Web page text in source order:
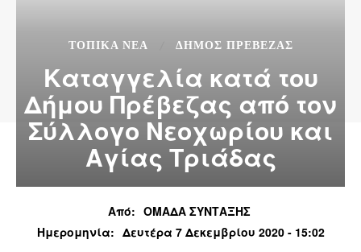
ΤΟΠΙΚΆ ΝΈΑ ΔΉΜΟΣ ΠΡΈΒΕΖΑΣ
Καταγγελία κατά του
Δήμου Πρέβεζας από τον
Σύλλογο Νεοχωρίου και
Αγίας Τριάδας
Από: ΟΜΑΔΑ ΣΥΝΤΑΞΗΣ
Ημερομηνία: Δευτέρα 7 Δεκεμβρίου 2020 - 15:02